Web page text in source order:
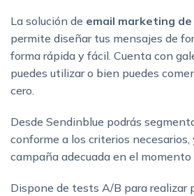
La solución de email marketing
permite diseñar tus mensajes de
forma rápida y fácil. Cuenta con
puedes utilizar o bien puedes
cero.
Desde Sendinblue podrás
conforme a los criterios
campaña adecuada en el momento
Dispone de tests A/B para realizar